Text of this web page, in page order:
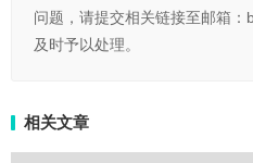
问题，请提交相关链接至邮箱
及时予以处理。
相关文章